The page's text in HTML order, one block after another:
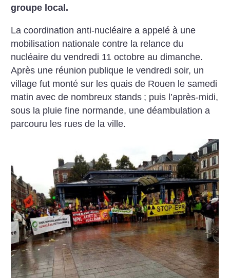
groupe local.
La coordination anti-nucléaire a appelé à une
mobilisation nationale contre la relance du
nucléaire du vendredi 11 octobre au dimanche.
Après une réunion publique le vendredi soir, un
village fut monté sur les quais de Rouen le samedi
matin avec de nombreux stands ; puis l’après-midi,
sous la pluie fine normande, une déambulation a
parcouru les rues de la ville.